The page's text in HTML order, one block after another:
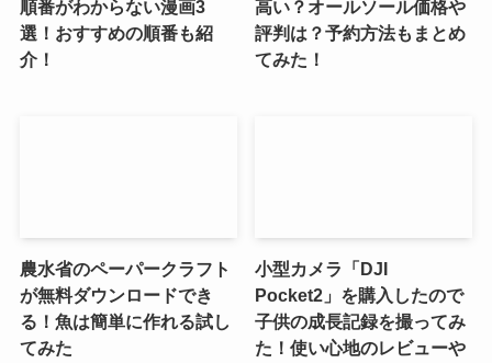
順番がわからない漫画3
選！おすすめの順番も紹
介！
高い？オールソール価格や
評判は？予約方法もまとめ
てみた！
農水省のペーパークラフト
が無料ダウンロードでき
る！魚は簡単に作れる試し
てみた
小型カメラ「DJI
Pocket2」を購入したので
子供の成長記録を撮ってみ
た！使い心地のレビューや